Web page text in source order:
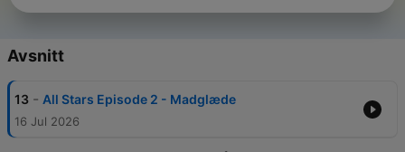
Avsnitt
13 - All Stars Episode 2 - Madglæde
16 Jul 2026